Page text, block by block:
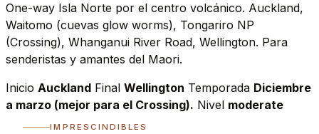
One-way Isla Norte por el centro volcánico. Auckland,
Waitomo (cuevas glow worms), Tongariro NP
(Crossing), Whanganui River Road, Wellington. Para
senderistas y amantes del Maori.
Inicio Auckland Final Wellington Temporada Diciembre
a marzo (mejor para el Crossing). Nivel moderate
IMPRESCINDIBLES